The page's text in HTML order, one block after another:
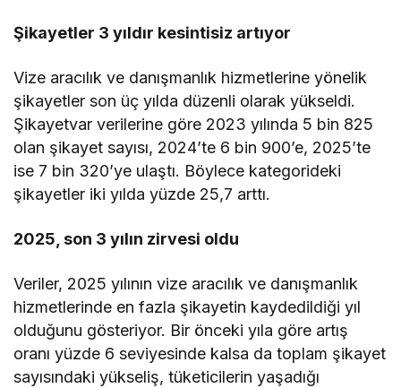
Şikayetler 3 yıldır kesintisiz artıyor
Vize aracılık ve danışmanlık hizmetlerine yönelik
şikayetler son üç yılda düzenli olarak yükseldi.
Şikayetvar verilerine göre 2023 yılında 5 bin 825
olan şikayet sayısı, 2024’te 6 bin 900’e, 2025’te
ise 7 bin 320’ye ulaştı. Böylece kategorideki
şikayetler iki yılda yüzde 25,7 arttı.
2025, son 3 yılın zirvesi oldu
Veriler, 2025 yılının vize aracılık ve danışmanlık
hizmetlerinde en fazla şikayetin kaydedildiği yıl
olduğunu gösteriyor. Bir önceki yıla göre artış
oranı yüzde 6 seviyesinde kalsa da toplam şikayet
sayısındaki yükseliş, tüketicilerin yaşadığı